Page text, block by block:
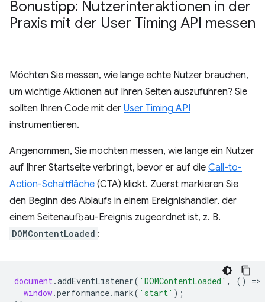
Bonustipp: Nutzerinteraktionen in der
Praxis mit der User Timing API messen
Möchten Sie messen, wie lange echte Nutzer brauchen,
um wichtige Aktionen auf Ihren Seiten auszuführen? Sie
sollten Ihren Code mit der User Timing API
instrumentieren.
Angenommen, Sie möchten messen, wie lange ein Nutzer
auf Ihrer Startseite verbringt, bevor er auf die Call-to-
Action-Schaltfläche (CTA) klickt. Zuerst markieren Sie
den Beginn des Ablaufs in einem Ereignishandler, der
einem Seitenaufbau-Ereignis zugeordnet ist, z. B.
DOMContentLoaded :
document.addEventListener( 'DOMContentLoaded' , () =>
window.performance.mark( 'start' );